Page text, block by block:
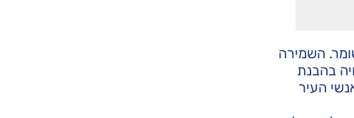
השמירה
בהבנת
העיר